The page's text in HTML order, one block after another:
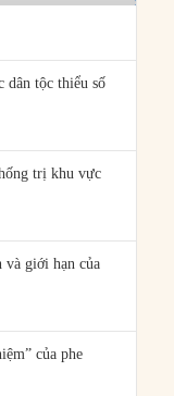
dân tộc thiểu số
trị khu vực
và giới hạn của
của phe